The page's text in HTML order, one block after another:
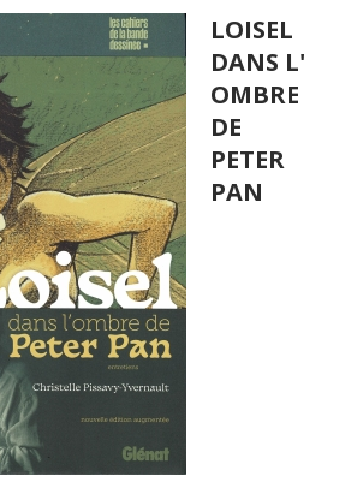
LOISEL
DANS L'
OMBRE
DE
PETER
PAN